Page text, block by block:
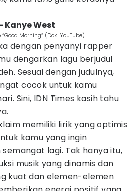
Kanye West
Morning” (Dok. YouTube)
dengan penyanyi rapper
dengarkan lagu berjudul
Sesuai dengan judulnya,
cocok untuk kamu
Sini, IDN Times kasih tahu
memiliki lirik yang optimis
kamu yang ingin
lagi. Tak hanya itu,
musik yang dinamis dan
kuat dan elemen-elemen